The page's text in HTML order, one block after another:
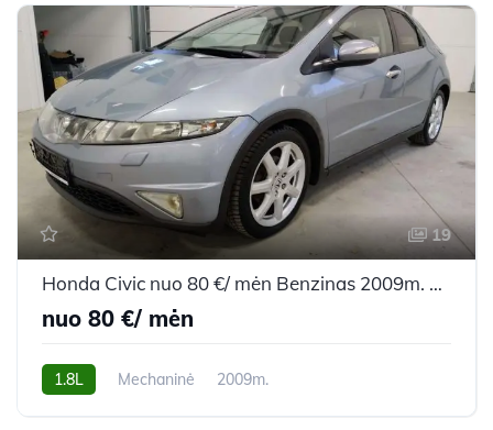
19
Honda Civic nuo 80 €/ mėn Benzinas 2009m. Hečbekas Mechaninė
nuo 80 €/ mėn
1.8L Mechaninė 2009m.